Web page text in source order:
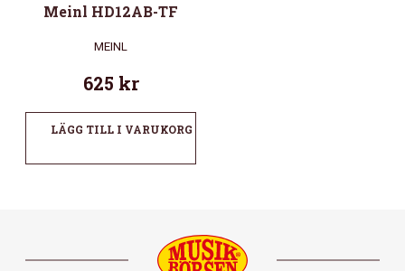
Meinl HD12AB-TF
MEINL
625 kr
LÄGG TILL I VARUKORG